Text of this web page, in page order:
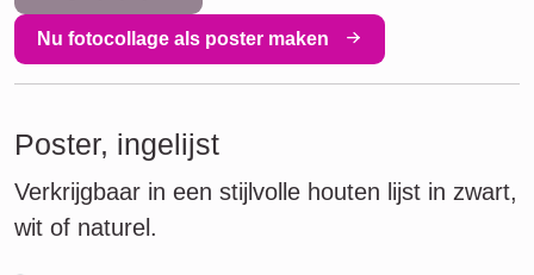
Nu fotocollage als poster maken
Poster, ingelijst
Verkrijgbaar in een stijlvolle houten lijst in zwart,
wit of naturel.